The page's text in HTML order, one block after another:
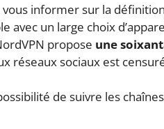
informer sur la
avec un large choix
propose une
réseaux sociaux est
de suivre les